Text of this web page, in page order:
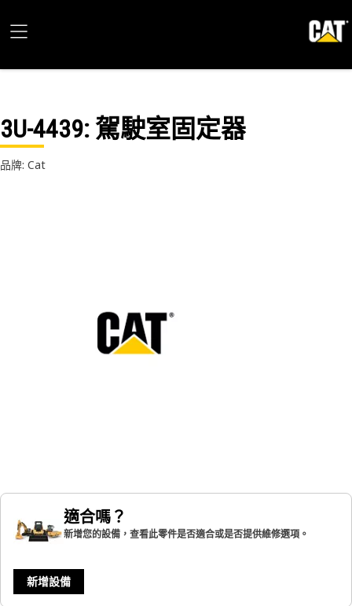
3U-4439: 駕駛室固定器
品牌: Cat
適合嗎？
新增您的設備，查看此零件是否適合或是否提供維修選項。
新增設備